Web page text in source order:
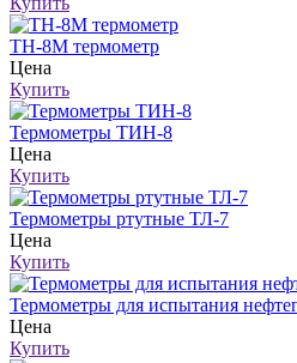
ТН-8М термометр
Цена
Купить
Термометры ТИН-8
Цена
Купить
Термометры ртутные ТЛ-7
Цена
Купить
Термометры для испытания
Цена
Купить